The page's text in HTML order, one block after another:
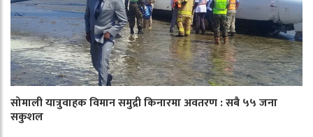
सोमाली यात्रुवाहक विमान समुद्री किनारमा अवतरण : सबै ५५ जना
सकुशल